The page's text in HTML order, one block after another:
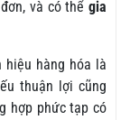
và có thểgia
hiệu hàng hóa là
thuận lợi cũng
hợp phức tạp có